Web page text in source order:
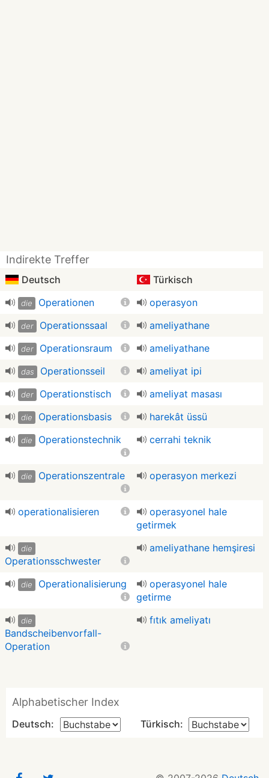
Indirekte Treffer
Deutsch Türkisch
die Operationen operasyon
der Operationssaal ameliyathane
der Operationsraum ameliyathane
das Operationsseil ameliyat ipi
der Operationstisch ameliyat masası
die Operationsbasis harekât üssü
die Operationstechnik cerrahi teknik
die Operationszentrale operasyon merkezi
operationalisieren
operasyonel hale
getirmek
die
Operationsschwester
ameliyathane hemşiresi
die Operationalisierung
operasyonel hale
getirme
die
Bandscheibenvorfall-
Operation
fıtık ameliyatı
Alphabetischer Index
Deutsch: Türkisch: